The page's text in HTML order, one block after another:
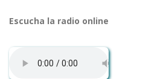
Escucha la radio online